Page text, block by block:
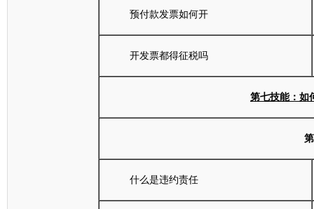
预付款发票如何开
开发票都得征税吗
第七技能：如
什么是违约责任